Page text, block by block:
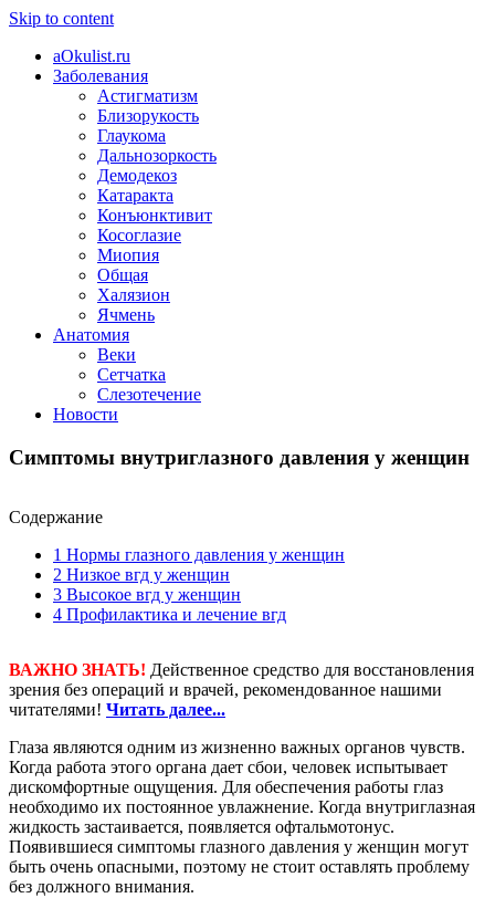
Skip to content
aOkulist.ru
Заболевания
Астигматизм
Близорукость
Глаукома
Дальнозоркость
Демодекоз
Катаракта
Конъюнктивит
Косоглазие
Миопия
Общая
Халязион
Ячмень
Анатомия
Веки
Сетчатка
Слезотечение
Новости
Симптомы внутриглазного давления у женщин
Содержание
1 Нормы глазного давления у женщин
2 Низкое вгд у женщин
3 Высокое вгд у женщин
4 Профилактика и лечение вгд
ВАЖНО ЗНАТЬ! Действенное средство для восстановления
зрения без операций и врачей, рекомендованное нашими
читателями! Читать далее...
Глаза являются одним из жизненно важных органов чувств.
Когда работа этого органа дает сбои, человек испытывает
дискомфортные ощущения. Для обеспечения работы глаз
необходимо их постоянное увлажнение. Когда внутриглазная
жидкость застаивается, появляется офтальмотонус.
Появившиеся симптомы глазного давления у женщин могут
быть очень опасными, поэтому не стоит оставлять проблему
без должного внимания.